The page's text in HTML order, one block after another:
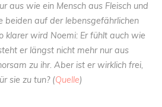
aus wie ein Mensch aus Fleisch und
beiden auf der lebensgefährlichen
klarer wird Noemi: Er fühlt auch wie
er längst nicht mehr nur aus
zu ihr. Aber ist er wirklich frei,
sie zu tun? (Quelle)